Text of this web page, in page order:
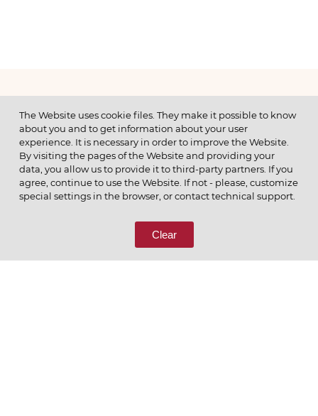
МЕНЮ
© 2026 ОАО
ПОЗВОНИТЕ НАМ
8 (800) 333-65-66
The Website uses cookie files. They make it possible to know
about you and to get information about your user
experience. It is necessary in order to improve the Website.
By visiting the pages of the Website and providing your
data, you allow us to provide it to third-party partners. If you
agree, continue to use the Website. If not - please, customize
special settings in the browser, or contact technical support.
Clear